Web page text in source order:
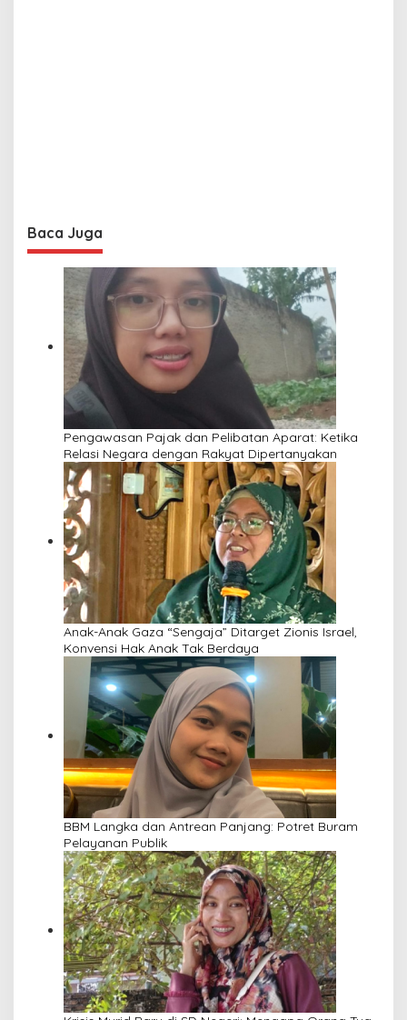
Baca Juga
Pengawasan Pajak dan Pelibatan Aparat: Ketika
Relasi Negara dengan Rakyat Dipertanyakan
Anak-Anak Gaza “Sengaja” Ditarget Zionis Israel,
Konvensi Hak Anak Tak Berdaya
BBM Langka dan Antrean Panjang: Potret Buram
Pelayanan Publik